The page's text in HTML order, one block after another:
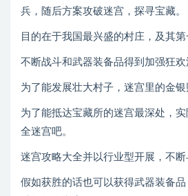
兵，随后方案攻破迷宫，探寻宝藏。
目的在于我国最兴盛的村庄，及其
不断战斗和武器装备品得到加强狂欢
为了能发展壮大村子，迷宫里的金银
为了能抵达宝藏所的迷宫最深处，
全迷宫吧。
迷宫攻略大全并以行业型开展，不断
假如获胜的话也可以获得武器装备